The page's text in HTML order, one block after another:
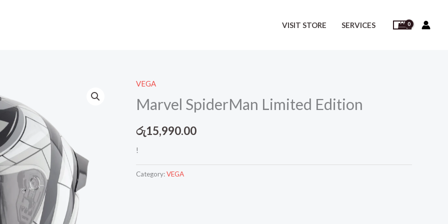
VISIT STORE SERVICES
VEGA
Marvel SpiderMan Limited Edition
රු15,990.00
!
Category:VEGA